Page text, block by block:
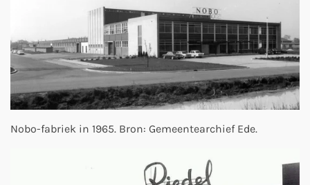
Nobo-fabriek in 1965. Bron: Gemeentearchief Ede.